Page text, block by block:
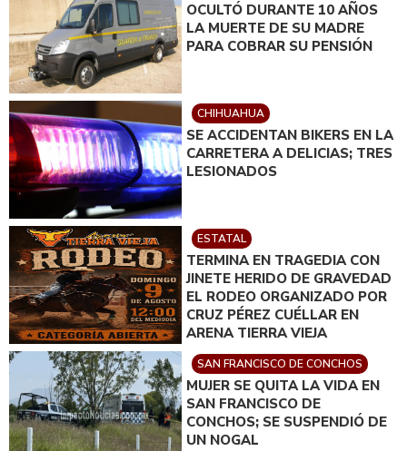
OCULTÓ DURANTE 10 AÑOS
LA MUERTE DE SU MADRE
PARA COBRAR SU PENSIÓN
CHIHUAHUA
SE ACCIDENTAN BIKERS EN LA
CARRETERA A DELICIAS; TRES
LESIONADOS
ESTATAL
TERMINA EN TRAGEDIA CON
JINETE HERIDO DE GRAVEDAD
EL RODEO ORGANIZADO POR
CRUZ PÉREZ CUÉLLAR EN
ARENA TIERRA VIEJA
SAN FRANCISCO DE CONCHOS
MUJER SE QUITA LA VIDA EN
SAN FRANCISCO DE
CONCHOS; SE SUSPENDIÓ DE
UN NOGAL